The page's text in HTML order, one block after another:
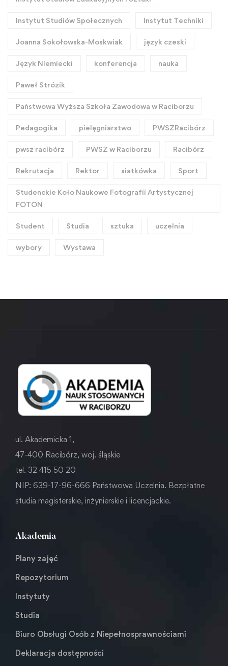
Instytut Studiów Społecznych Instytut Techniki
Joanna Sokołowska-Moskwiak język czeski
Język Niemiecki konferencja nauka
Paweł Strózik
Państwowa Wyższa Szkoła Zawodowa w Raciborzu
Pedagogika pielęgniarstwo PWSZRacibórz
pwsz racibórz PWSZ w Raciborzu Racibórz
Rekrutacja Rektor siatkówka Sport
Studenckie Koło Naukowe Fotografii Artystycznej
FOTON
Student Studia sztuka uczelnia
wybory Wystawa
ul. Akademicka 1,
47-400 Racibórz, woj. śląskie
tel. 32 415 50 20
NIP: 639-17-96-666 Państwowa Uczelnia. Bezpłatne
studia magisterskie, inżynierskie i licencjackie.
Akademia
Plany zajęć
Repozytorium
Instytuty
Studia
Biuro Obsługi Osób z Niepełnosprawnościami
Deklaracja dostępności